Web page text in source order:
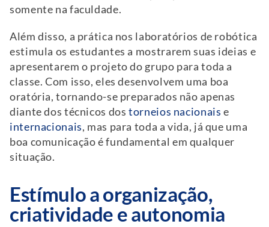
somente na faculdade.
Além disso, a prática nos laboratórios de robótica
estimula os estudantes a mostrarem suas ideias e
apresentarem o projeto do grupo para toda a
classe. Com isso, eles desenvolvem uma boa
oratória, tornando-se preparados não apenas
diante dos técnicos dostorneios nacionais e
internacionais, mas para toda a vida, já que uma
boa comunicação é fundamental em qualquer
situação.
Estímulo a organização,
criatividade e autonomia